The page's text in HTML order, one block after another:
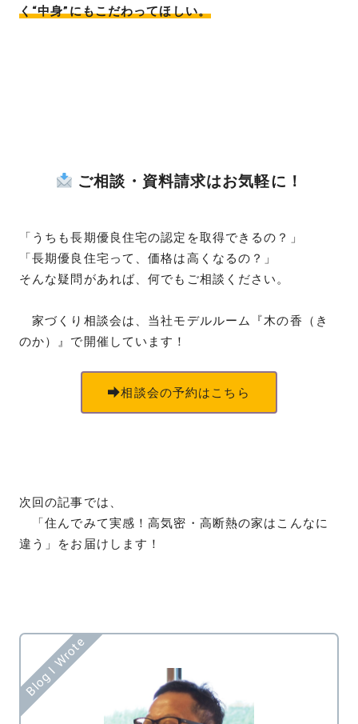
く“中身”にもこだわってほしい。
ご相談・資料請求はお気軽に！
「うちも長期優良住宅の認定を取得できるの？」
「長期優良住宅って、価格は高くなるの？」
そんな疑問があれば、何でもご相談ください。
家づくり相談会は、当社モデルルーム『木の香（き
のか）』で開催しています！
相談会の予約はこちら
次回の記事では、
「住んでみて実感！高気密・高断熱の家はこんなに
違う」をお届けします！
Blog I Wrote